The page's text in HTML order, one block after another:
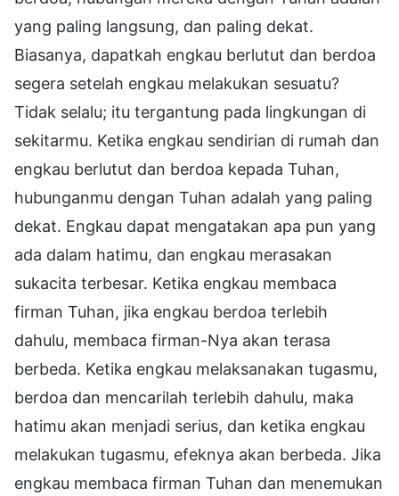
yang paling langsung, dan paling dekat.
Biasanya, dapatkah engkau berlutut dan berdoa
segera setelah engkau melakukan sesuatu?
Tidak selalu; itu tergantung pada lingkungan di
sekitarmu. Ketika engkau sendirian di rumah dan
engkau berlutut dan berdoa kepada Tuhan,
hubunganmu dengan Tuhan adalah yang paling
dekat. Engkau dapat mengatakan apa pun yang
ada dalam hatimu, dan engkau merasakan
sukacita terbesar. Ketika engkau membaca
firman Tuhan, jika engkau berdoa terlebih
dahulu, membaca firman-Nya akan terasa
berbeda. Ketika engkau melaksanakan tugasmu,
berdoa dan mencarilah terlebih dahulu, maka
hatimu akan menjadi serius, dan ketika engkau
melakukan tugasmu, efeknya akan berbeda. Jika
engkau membaca firman Tuhan dan menemukan